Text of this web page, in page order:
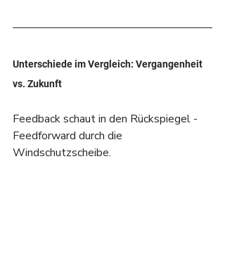
Unterschiede im Vergleich: Vergangenheit
vs. Zukunft
Feedback schaut in den Rückspiegel -
Feedforward durch die
Windschutzscheibe.